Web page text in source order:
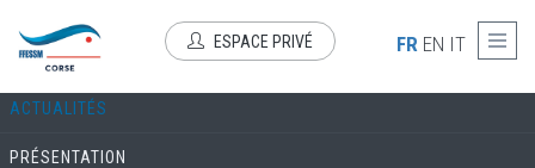
ESPACE PRIVÉ FR EN IT
COMMISSION ENVIRONNEMENT & BIOLOGIE
ACTUALITÉS
PRÉSENTATION